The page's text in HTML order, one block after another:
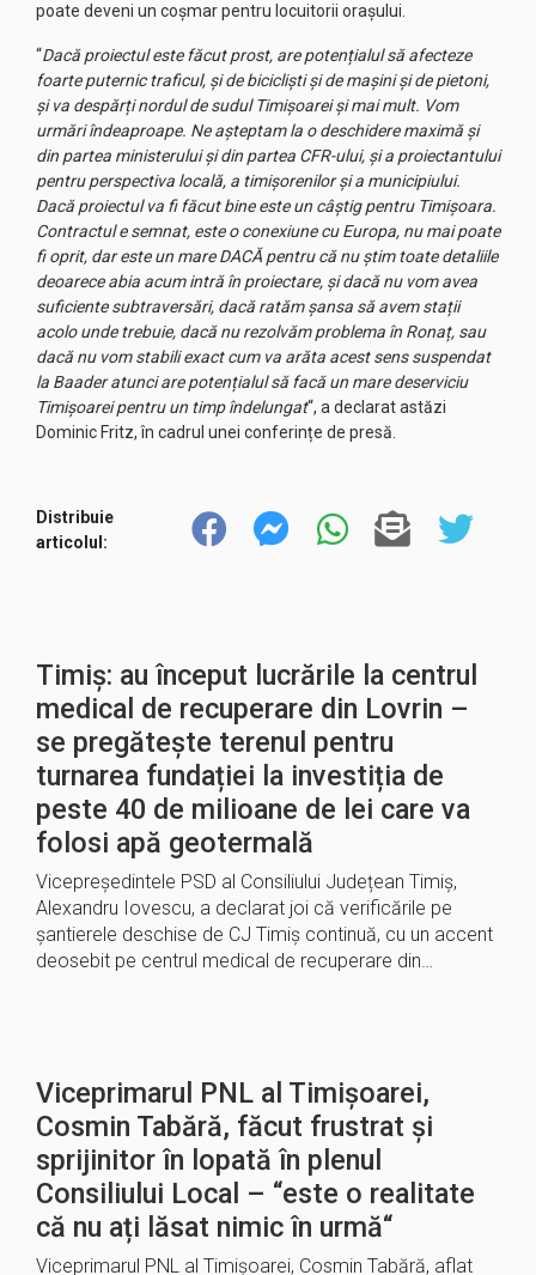
poate deveni un coșmar pentru locuitorii orașului.
“Dacă proiectul este făcut prost, are potențialul să afecteze
foarte puternic traficul, și de bicicliști și de mașini și de pietoni,
și va despărți nordul de sudul Timișoarei și mai mult. Vom
urmări îndeaproape. Ne așteptam la o deschidere maximă și
din partea ministerului și din partea CFR-ului, și a proiectantului
pentru perspectiva locală, a timișorenilor și a municipiului.
Dacă proiectul va fi făcut bine este un câștig pentru Timișoara.
Contractul e semnat, este o conexiune cu Europa, nu mai poate
fi oprit, dar este un mare DACĂ pentru că nu știm toate detaliile
deoarece abia acum intră în proiectare, și dacă nu vom avea
suficiente subtraversări, dacă ratăm șansa să avem stații
acolo unde trebuie, dacă nu rezolvăm problema în Ronaț, sau
dacă nu vom stabili exact cum va arăta acest sens suspendat
la Baader atunci are potențialul să facă un mare deserviciu
Timișoarei pentru un timp îndelungat“, a declarat astăzi
Dominic Fritz, în cadrul unei conferințe de presă.
Distribuie
articolul:
Timiș: au început lucrările la centrul
medical de recuperare din Lovrin –
se pregătește terenul pentru
turnarea fundației la investiția de
peste 40 de milioane de lei care va
folosi apă geotermală
Vicepreședintele PSD al Consiliului Județean Timiș,
Alexandru Iovescu, a declarat joi că verificările pe
șantierele deschise de CJ Timiș continuă, cu un accent
deosebit pe centrul medical de recuperare din…
Viceprimarul PNL al Timișoarei,
Cosmin Tabără, făcut frustrat și
sprijinitor în lopată în plenul
Consiliului Local – “este o realitate
că nu ați lăsat nimic în urmă“
Viceprimarul PNL al Timișoarei, Cosmin Tabără, aflat